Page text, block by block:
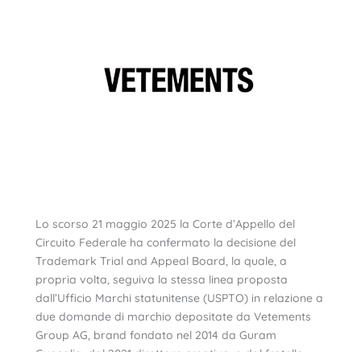
Lo scorso 21 maggio 2025 la Corte d’Appello del
Circuito Federale ha confermato la decisione del
Trademark Trial and Appeal Board, la quale, a
propria volta, seguiva la stessa linea proposta
dall’Ufficio Marchi statunitense (USPTO) in relazione a
due domande di marchio depositate da Vetements
Group AG, brand fondato nel 2014 da Guram